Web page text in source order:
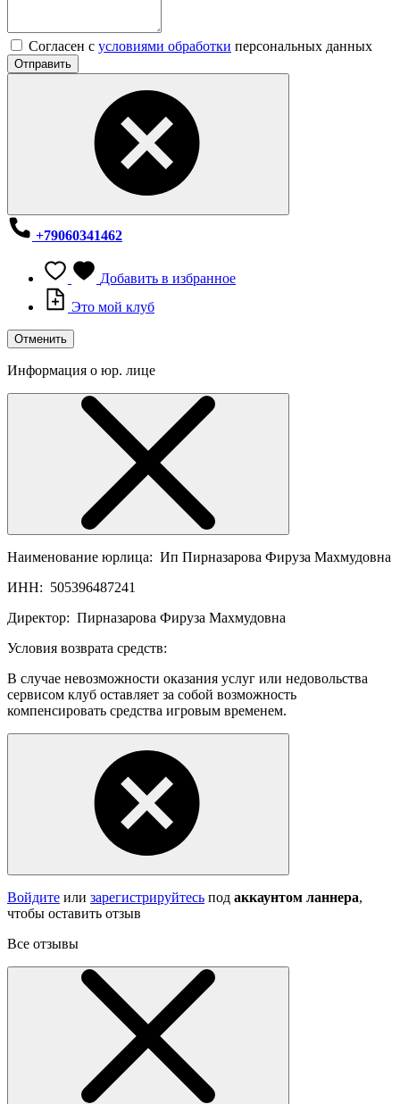
Согласен с условиями обработки персональных данных
Отправить
+79060341462
Добавить в избранное
Это мой клуб
Отменить
Информация о юр. лице
Наименование юрлица: Ип Пирназарова Фируза Махмудовна
ИНН: 505396487241
Директор: Пирназарова Фируза Махмудовна
Условия возврата средств:
В случае невозможности оказания услуг или недовольства
сервисом клуб оставляет за собой возможность
компенсировать средства игровым временем.
Войдите или зарегистрируйтесь под аккаунтом ланнера,
чтобы оставить отзыв
Все отзывы